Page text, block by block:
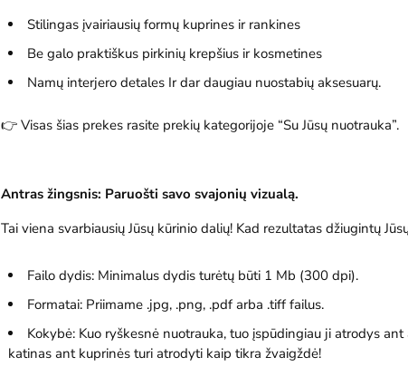
Stilingas įvairiausių formų kuprines ir rankines
Be galo praktiškus pirkinių krepšius ir kosmetines
Namų interjero detales Ir dar daugiau nuostabių aksesuarų.
👉 Visas šias prekes rasite prekių kategorijoje “Su Jūsų nuotrauka”.
Antras žingsnis: Paruošti savo svajonių vizualą.
Tai viena svarbiausių Jūsų kūrinio dalių! Kad rezultatas džiugintų
Failo dydis: Minimalus dydis turėtų būti 1 Mb (300 dpi).
Formatai: Priimame .jpg, .png, .pdfarba .tifffailus.
Kokybė: Kuo ryškesnė nuotrauka, tuo įspūdingiau ji atrodys
katinas ant kuprinės turi atrodyti kaip tikra žvaigždė!